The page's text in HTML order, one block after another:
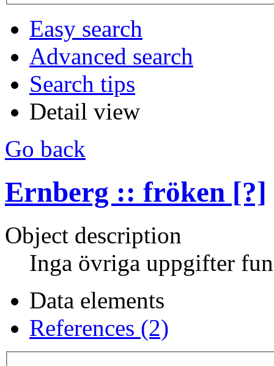
Easy search
Advanced search
Search tips
Detail view
Go back
Ernberg :: fröken [?]
Object description
Inga övriga uppgifter
Data elements
References (2)